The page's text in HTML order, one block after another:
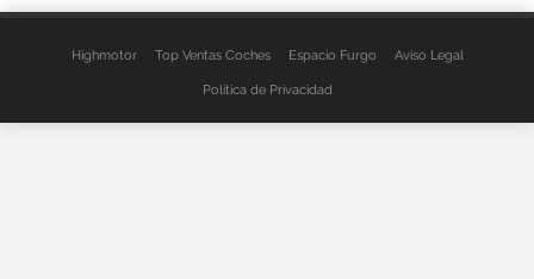
Highmotor Top Ventas Coches Espacio Furgo Aviso Legal
Política de Privacidad